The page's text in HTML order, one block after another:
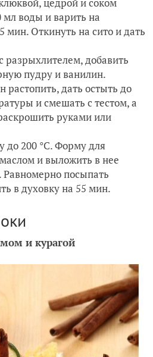
мл воды и варить на
мин. Откинуть на сито и дать
разрыхлителем, добавить
пудру и ванилин.
растопить, дать остыть до
и смешать с тестом, а
руками или
до 200 °С. Форму для
и выложить в нее
Равномерно посыпать
в духовку на 55 мин.
и курагой